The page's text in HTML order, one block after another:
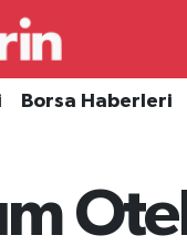
Borsa Haberleri